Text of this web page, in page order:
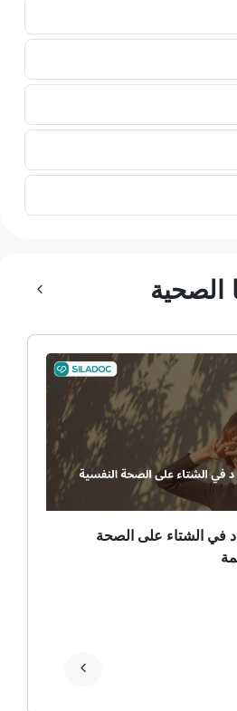
الصحية
في الشتاء على الصحة